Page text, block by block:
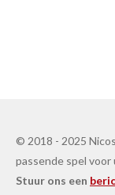
© 2018 - 2025
passende spel voor
Stuur ons een